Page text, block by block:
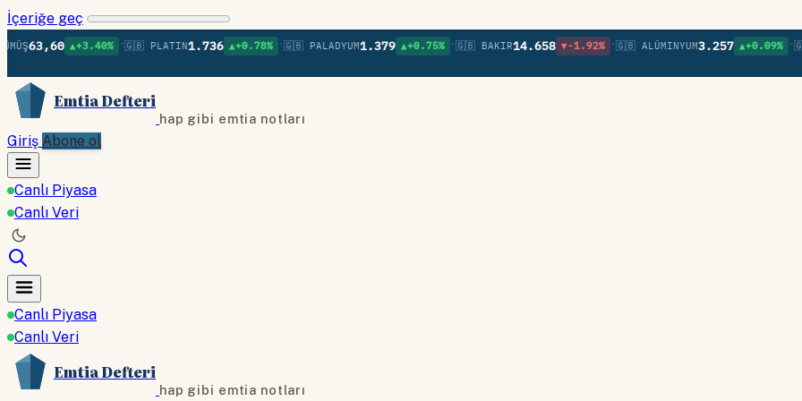
İçeriğe geç
▲+3.40% • 🇬🇧 PLATIN1.736 ▲+0.78% •🇬🇧 PALADYUM1.379 ▲+0.75% •🇬🇧 BAKIR 14.658 ▼-1.92% • 🇬🇧 ALÜMINYUM3.257 ▲+0.09% •🇬🇧
Emtia Defteri
hap gibi emtia notları
Giriş Abone ol
Canlı Piyasa
Canlı Veri
Canlı Piyasa
Canlı Veri
Emtia Defteri
hap gibi emtia notları